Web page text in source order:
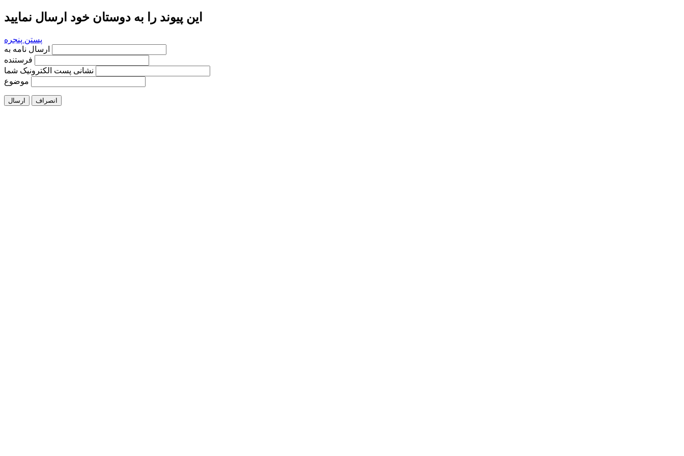
این پیوند را به دوستان خود ارسال نمایید
پستن پنجره
فرستنده
نشانی پست الکترونیک شما
موضوع
ارسال انصراف